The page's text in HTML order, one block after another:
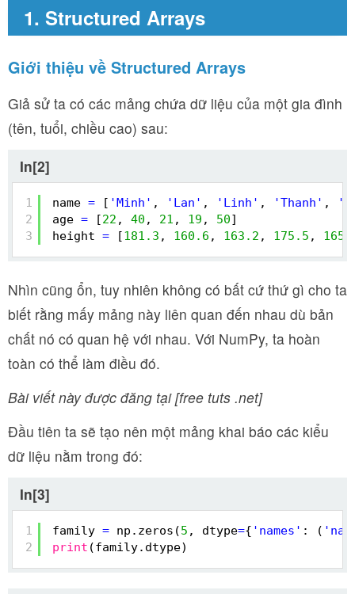
1. Structured Arrays
Giới thiệu về Structured Arrays
Giả sử ta có các mảng chứa dữ liệu của một gia đình
(tên, tuổi, chiều cao) sau:
In[2]
1
2
3
name = [ 'Minh' , 'Lan' , 'Linh' , 'Thanh' ,
age = [22 , 40 , 21 , 19 , 50]
height = [181.3 , 160.6 , 163.2 , 175.5 ,
Nhìn cũng ổn, tuy nhiên không có bất cứ thứ gì cho ta
biết rằng mấy mảng này liên quan đến nhau dù bản
chất nó có quan hệ với nhau. Với NumPy, ta hoàn
toàn có thể làm điều đó.
Bài viết này được đăng tại [free tuts .net]
Đầu tiên ta sẽ tạo nên một mảng khai báo các kiểu
dữ liệu nằm trong đó:
In[3]
1
2
family = np.zeros(5 , dtype={ 'names' : (
print (family.dtype)